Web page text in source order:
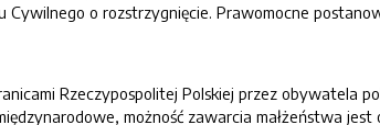
Cywilnego o rozstrzygnięcie. Prawomocne
Rzeczypospolitej Polskiej przez obywatela
możność zawarcia małżeństwa